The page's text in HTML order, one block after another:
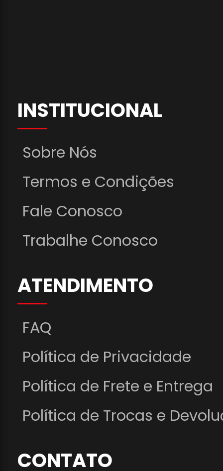
INSTITUCIONAL
Sobre Nós
Termos e Condições
Fale Conosco
Trabalhe Conosco
ATENDIMENTO
FAQ
Política de Privacidade
Política de Frete e Entrega
Política de Trocas e
CONTATO